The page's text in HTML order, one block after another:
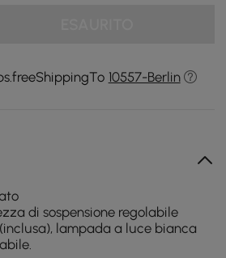
10557-Berlin
di sospensione regolabile
lampada a luce bianca